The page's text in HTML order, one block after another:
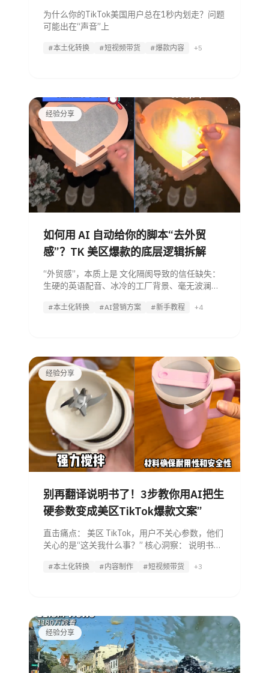
为什么你的TikTok美国用户总在1秒内划走？问题
可能出在“声音”上
#本土化转换 #短视频带货 #爆款内容 +5
经验分享
如何用 AI 自动给你的脚本“去外贸
感”？TK 美区爆款的底层逻辑拆解
“外贸感”，本质上是 文化隔阂导致的信任缺失：
生硬的英语配音、冰冷的工厂背景、毫无波澜的
在，用户就会因为“感觉不对”而迅速滑走。 今
#本土化转换 #AI营销方案 #新手教程 +4
经验分享
别再翻译说明书了！3步教你用AI把生
硬参数变成美区TikTok爆款文案”
直击痛点： 美区 TikTok，用户不关心参数，他们
关心的是“这关我什么事？” 核心洞察： 说明书是
你如何用 AI Agent 完成这个关键转变。 --- 一、
#本土化转换 #内容制作 #短视频带货 +3
经验分享